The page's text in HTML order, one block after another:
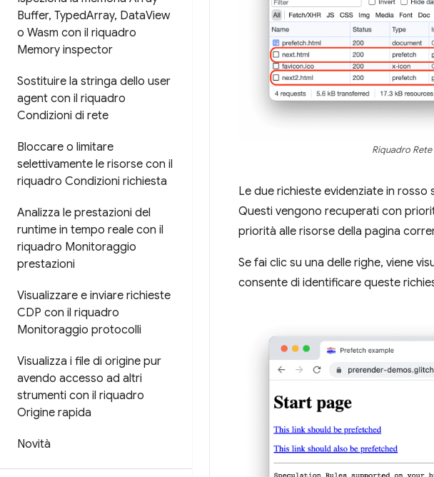
Buffer, TypedArray, DataView
o Wasm con il riquadro
Memory inspector
Sostituire la stringa dello user
agent con il riquadro
Condizioni di rete
Bloccare o limitare
selettivamente le risorse con il
riquadro Condizioni richiesta
Analizza le prestazioni del
runtime in tempo reale con il
riquadro Monitoraggio
prestazioni
Visualizzare e inviare richieste
CDP con il riquadro
Monitoraggio protocolli
Visualizza i file di origine pur
avendo accesso ad altri
strumenti con il riquadro
Origine rapida
Novità
Riquadro
Le due richieste evidenziate in
Questi vengono recuperati con
priorità alle risorse della pagina
Se fai clic su una delle righe, viene
consente di identificare queste